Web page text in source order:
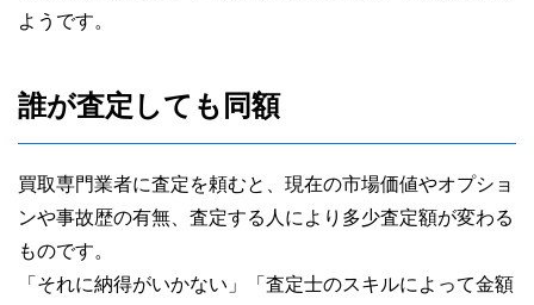
ようです。
誰が査定しても同額
買取専門業者に査定を頼むと、現在の市場価値やオプショ
ンや事故歴の有無、査定する人により多少査定額が変わる
ものです。
「それに納得がいかない」「査定士のスキルによって金額